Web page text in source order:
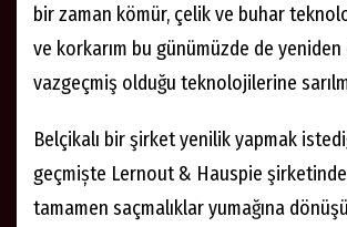
bir zaman kömür, çelik ve buhar
ve korkarım bu günümüzde de
vazgeçmiş olduğu teknolojilerine
Belçikalı bir şirket yenilik yapmak
geçmiște Lernout & Hauspie şirketinde
tamamen saçmalıklar yumağına